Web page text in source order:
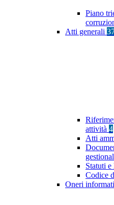
Piano
Atti generali
attività 4
Atti
Statuti
Codice
Oneri